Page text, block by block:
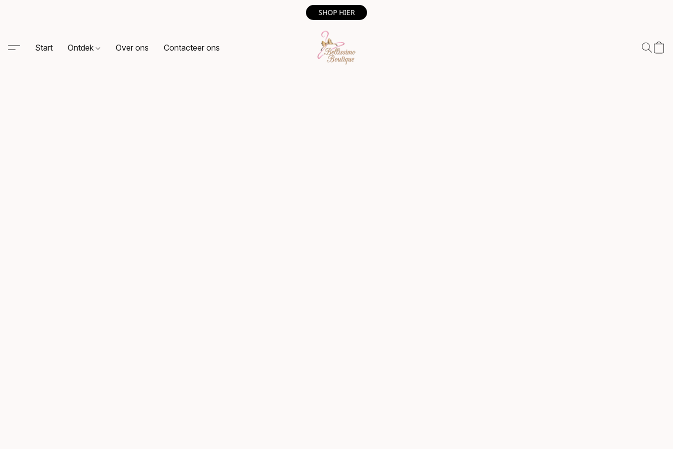
SHOP HIER
Start Ontdek Over ons Contacteer ons